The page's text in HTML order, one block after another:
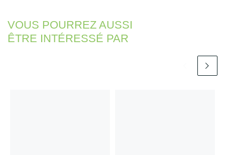
VOUS POURREZ AUSSI
ÊTRE INTÉRESSÉ PAR